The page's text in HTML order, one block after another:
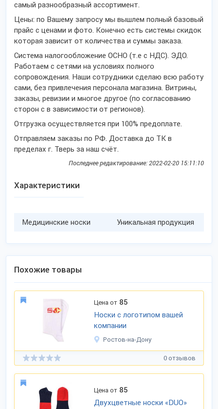
самый разнообразный ассортимент.
Цены: по Вашему запросу мы вышлем полный базовый
прайс с ценами и фото. Конечно есть системы скидок
которая зависит от количества и суммы заказа.
Система налогообложение ОСНО (т.е с НДС). ЭДО.
Работаем с сетями на условиях полного
сопровождения. Наши сотрудники сделаю всю работу
сами, без привлечения персонала магазина. Витрины,
заказы, ревизии и многое другое (по согласованию
сторон с в зависимости от регионов).
Отгрузка осуществляется при 100% предоплате.
Отправляем заказы по РФ. Доставка до ТК в
пределах г. Тверь за наш счёт.
Последнее редактирование: 2022-02-20 15:11:10
Характеристики
Медицинские носки Уникальная продукция
Похожие товары
Цена от 85
Носки с логотипом вашей
компании
Ростов-на-Дону
0 отзывов
Цена от 85
Двухцветные носки «DUO»